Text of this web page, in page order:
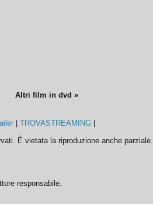
Altri film in dvd »
|TROVASTREAMING
È vietata la riproduzione anche parziale.
responsabile.